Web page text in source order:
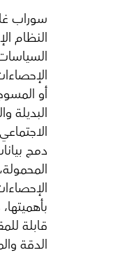
سوراب
النظام
أو
البديلة
دمج
قابلة
الدقة